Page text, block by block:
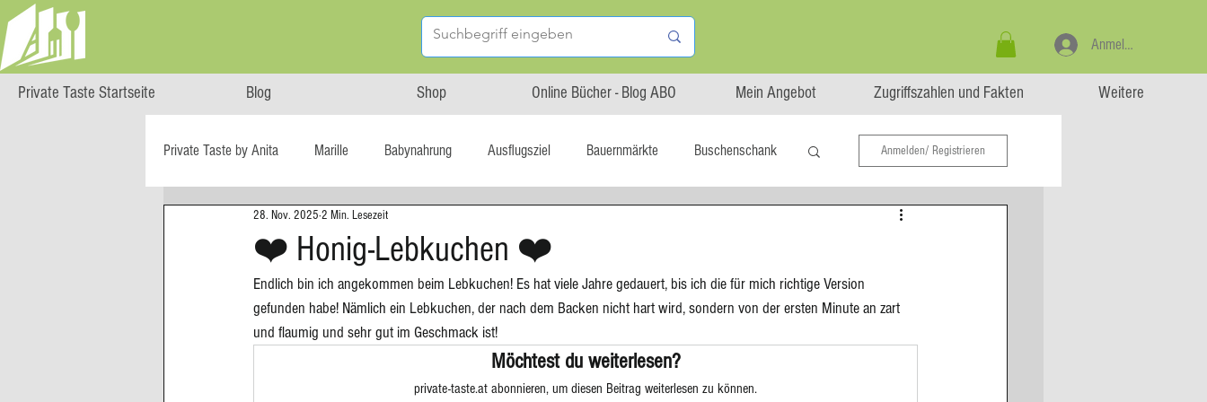
Private Taste Startseite Blog Shop Online Bücher - Blog ABO Mein Angebot Zugriffszahlen und Fakten Weitere
Anmelden
Private Taste by Anita Marille Babynahrung Ausflugsziel Bauernmärkte Buschenschank
Cooking Class HERZGENUSS
Reise-Blog Regional statt global Startup Asiatische Küche Aufstrich
Blechkuchen Brot Biskuit
Anmelden/ Registrieren
❤️ Honig-Lebkuchen ❤️
28. Nov. 2025 2 Min. Lesezeit
Endlich bin ich angekommen beim Lebkuchen! Es hat viele Jahre gedauert, bis ich die für mich richtige Version
gefunden habe! Nämlich ein Lebkuchen, der nach dem Backen nicht hart wird, sondern von der ersten Minute an zart
und flaumig und sehr gut im Geschmack ist!
Möchtest du weiterlesen?
private-taste.at abonnieren, um diesen Beitrag weiterlesen zu können.